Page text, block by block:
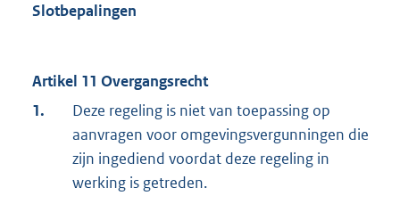
Slotbepalingen
Artikel 11 Overgangsrecht
1.
Deze regeling is niet van toepassing op
aanvragen voor omgevingsvergunningen die
zijn ingediend voordat deze regeling in
werking is getreden.